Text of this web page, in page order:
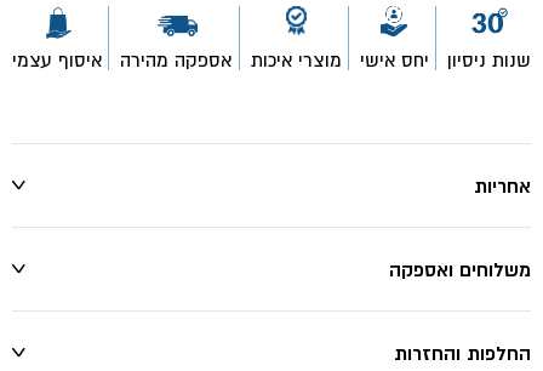
שנות ניסיון יחס אישי מוצרי איכות אספקה מהירה איסוף עצמי
אחריות
משלוחים ואספקה
החלפות והחזרות